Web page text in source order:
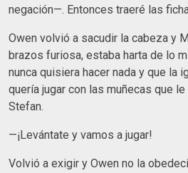
negación—. Entonces traeré las
Owen volvió a sacudir la cabeza y
brazos furiosa, estaba harta de lo
nunca quisiera hacer nada y que la
quería jugar con las muñecas que
Stefan.
—¡Levántate y vamos a jugar!
Volvió a exigir y Owen no la